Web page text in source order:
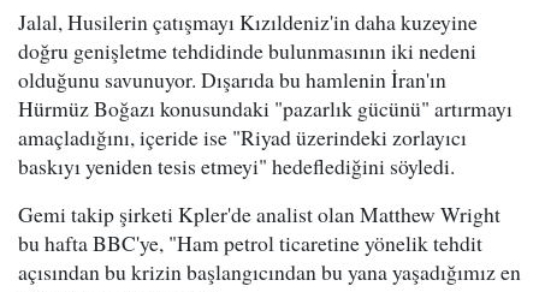
Jalal, Husilerin çatışmayı Kızıldeniz'in daha kuzeyine
doğru genişletme tehdidinde bulunmasının iki nedeni
olduğunu savunuyor. Dışarıda bu hamlenin İran'ın
Hürmüz Boğazı konusundaki "pazarlık gücünü" artırmayı
amaçladığını, içeride ise "Riyad üzerindeki zorlayıcı
baskıyı yeniden tesis etmeyi" hedeflediğini söyledi.
Gemi takip şirketi Kpler'de analist olan Matthew Wright
bu hafta BBC'ye, "Ham petrol ticaretine yönelik tehdit
açısından bu krizin başlangıcından bu yana yaşadığımız en